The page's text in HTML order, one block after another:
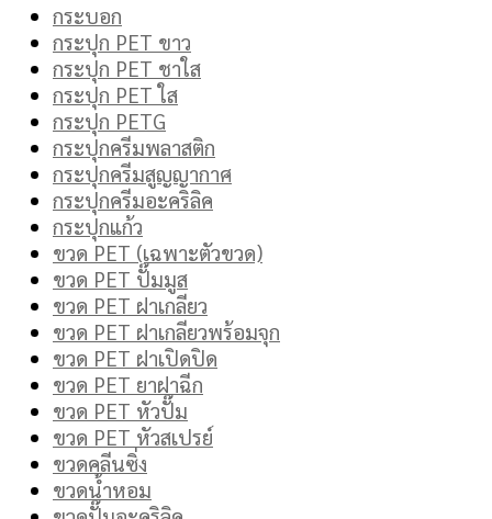
กระบอก
กระปุก PET ขาว
กระปุก PET ชาใส
กระปุก PET ใส
กระปุก PETG
กระปุกครีมพลาสติก
กระปุกครีมสูญญากาศ
กระปุกครีมอะคริลิค
กระปุกแก้ว
ขวด PET (เฉพาะตัวขวด)
ขวด PET ปั๊มมูส
ขวด PET ฝาเกลียว
ขวด PET ฝาเกลียวพร้อมจุก
ขวด PET ฝาเปิดปิด
ขวด PET ยาฝาฉีก
ขวด PET หัวปั๊ม
ขวด PET หัวสเปรย์
ขวดคลีนซิ่ง
ขวดน้ำหอม